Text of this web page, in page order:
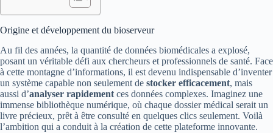
Origine et développement du bioserveur
Au fil des années, la quantité de données biomédicales a explosé,
posant un véritable défi aux chercheurs et professionnels de santé. Face
à cette montagne d’informations, il est devenu indispensable d’inventer
un système capable non seulement de stocker efficacement, mais
aussi d’analyser rapidement ces données complexes. Imaginez une
immense bibliothèque numérique, où chaque dossier médical serait un
livre précieux, prêt à être consulté en quelques clics seulement. Voilà
l’ambition qui a conduit à la création de cette plateforme innovante.